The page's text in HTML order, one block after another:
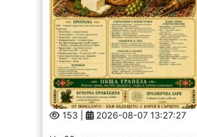
153 | 2026-08-07 13:27:27